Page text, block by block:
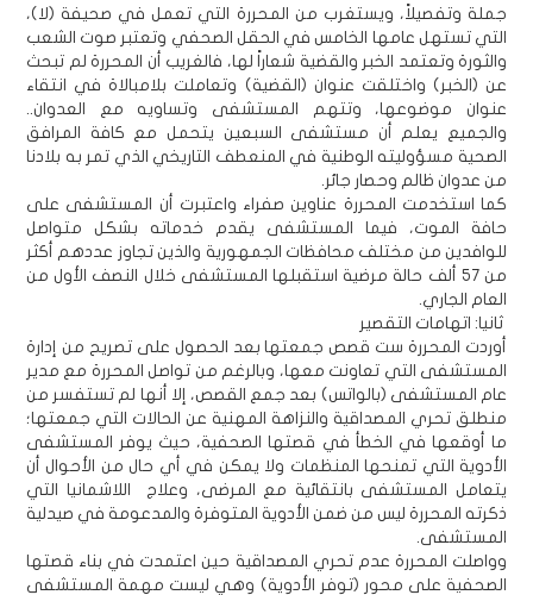
جملة وتفصيلاً، ويستغرب من المحررة التي تعمل في صحيفة (لا)،
التي تستهل عامها الخامس في الحقل الصحفي وتعتبر صوت الشعب
والثورة وتعتمد الخبر والقضية شعاراً لها، فالغريب أن المحررة لم تبحث
عن (الخبر) واختلقت عنوان (القضية) وتعاملت بلامبالاة في انتقاء
عنوان موضوعها، وتتهم المستشفى وتساويه مع العدوان..
والجميع يعلم أن مستشفى السبعين يتحمل مع كافة المرافق
الصحية مسؤوليته الوطنية في المنعطف التاريخي الذي تمر به بلادنا
من عدوان ظالم وحصار جائر.
كما استخدمت المحررة عناوين صفراء واعتبرت أن المستشفى على
حافة الموت، فيما المستشفى يقدم خدماته بشكل متواصل
للوافدين من مختلف محافظات الجمهورية والذين تجاوز عددهم أكثر
من 57 ألف حالة مرضية استقبلها المستشفى خلال النصف الأول من
العام الجاري.
ثانيا: اتهامات التقصير
أوردت المحررة ست قصص جمعتها بعد الحصول على تصريح من إدارة
المستشفى التي تعاونت معها، وبالرغم من تواصل المحررة مع مدير
عام المستشفى (بالواتس) بعد جمع القصص، إلا أنها لم تستفسر من
منطلق تحري المصداقية والنزاهة المهنية عن الحالات التي جمعتها؛
ما أوقعها في الخطأ في قصتها الصحفية، حيث يوفر المستشفى
الأدوية التي تمنحها المنظمات ولا يمكن في أي حال من الأحوال أن
يتعامل المستشفى بانتقائية مع المرضى، وعلاج اللاشمانيا التي
ذكرته المحررة ليس من ضمن الأدوية المتوفرة والمدعومة في صيدلية
المستشفى.
وواصلت المحررة عدم تحري المصداقية حين اعتمدت في بناء قصتها
الصحفية على محور (توفر الأدوية) وهي ليست مهمة المستشفى